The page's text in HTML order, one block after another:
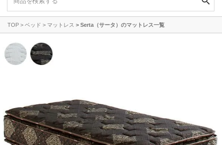
TOP ベッド マットレス Serta（サータ）のマットレス一覧